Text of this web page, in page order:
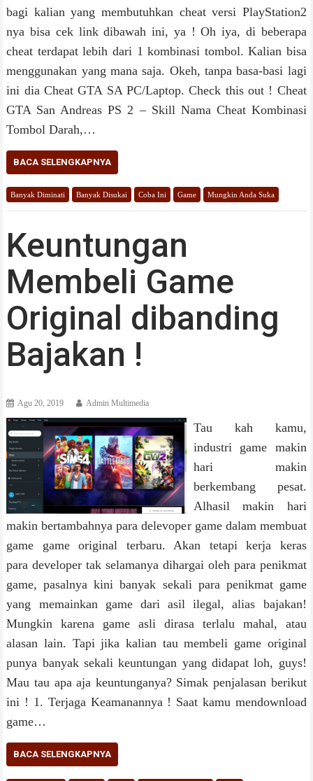
bagi kalian yang membutuhkan cheat versi PlayStation2
nya bisa cek link dibawah ini, ya ! Oh iya, di beberapa
cheat terdapat lebih dari 1 kombinasi tombol. Kalian bisa
menggunakan yang mana saja. Okeh, tanpa basa-basi lagi
ini dia Cheat GTA SA PC/Laptop. Check this out ! Cheat
GTA San Andreas PS 2 – Skill Nama Cheat Kombinasi
Tombol Darah,…
BACA SELENGKAPNYA
Banyak Diminati Banyak Disukai Coba Ini Game Mungkin Anda Suka
Keuntungan
Membeli Game
Original dibanding
Bajakan !
Agu 20, 2019 Admin Multimedia
Tau kah kamu,
industri game makin
hari makin
berkembang pesat.
Alhasil makin hari
makin bertambahnya para delevoper game dalam membuat
game game original terbaru. Akan tetapi kerja keras
para developer tak selamanya dihargai oleh para penikmat
game, pasalnya kini banyak sekali para penikmat game
yang memainkan game dari asil ilegal, alias bajakan!
Mungkin karena game asli dirasa terlalu mahal, atau
alasan lain. Tapi jika kalian tau membeli game original
punya banyak sekali keuntungan yang didapat loh, guys!
Mau tau apa aja keuntunganya? Simak penjalasan berikut
ini ! 1. Terjaga Keamanannya ! Saat kamu mendownload
game…
BACA SELENGKAPNYA